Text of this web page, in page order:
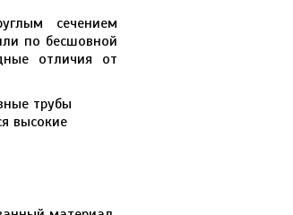
сечением
по бесшовной
отличия от
трубы
высокие